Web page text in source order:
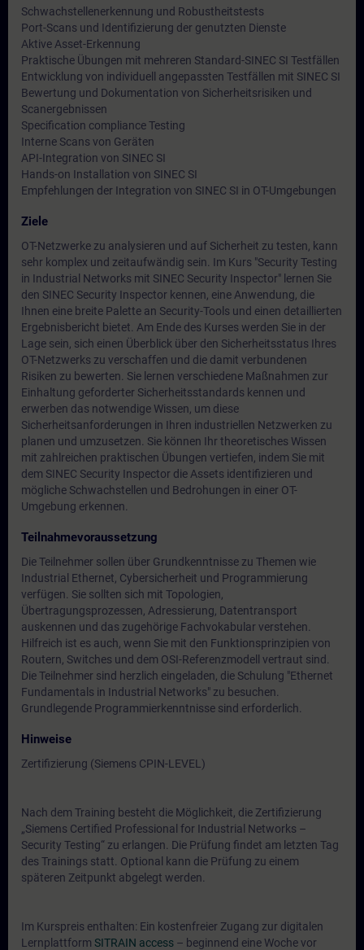
Schwachstellenerkennung und Robustheitstests
Port-Scans und Identifizierung der genutzten Dienste
Aktive Asset-Erkennung
Praktische Übungen mit mehreren Standard-SINEC SI Testfällen
Entwicklung von individuell angepassten Testfällen mit SINEC SI
Bewertung und Dokumentation von Sicherheitsrisiken und
Scanergebnissen
Specification compliance Testing
Interne Scans von Geräten
API-Integration von SINEC SI
Hands-on Installation von SINEC SI
Empfehlungen der Integration von SINEC SI in OT-Umgebungen
Ziele
OT-Netzwerke zu analysieren und auf Sicherheit zu testen, kann
sehr komplex und zeitaufwändig sein. Im Kurs "Security Testing
in Industrial Networks mit SINEC Security Inspector" lernen Sie
den SINEC Security Inspector kennen, eine Anwendung, die
Ihnen eine breite Palette an Security-Tools und einen detaillierten
Ergebnisbericht bietet. Am Ende des Kurses werden Sie in der
Lage sein, sich einen Überblick über den Sicherheitsstatus Ihres
OT-Netzwerks zu verschaffen und die damit verbundenen
Risiken zu bewerten. Sie lernen verschiedene Maßnahmen zur
Einhaltung geforderter Sicherheitsstandards kennen und
erwerben das notwendige Wissen, um diese
Sicherheitsanforderungen in Ihren industriellen Netzwerken zu
planen und umzusetzen. Sie können Ihr theoretisches Wissen
mit zahlreichen praktischen Übungen vertiefen, indem Sie mit
dem SINEC Security Inspector die Assets identifizieren und
mögliche Schwachstellen und Bedrohungen in einer OT-
Umgebung erkennen.
Teilnahmevoraussetzung
Die Teilnehmer sollen über Grundkenntnisse zu Themen wie
Industrial Ethernet, Cybersicherheit und Programmierung
verfügen. Sie sollten sich mit Topologien,
Übertragungsprozessen, Adressierung, Datentransport
auskennen und das zugehörige Fachvokabular verstehen.
Hilfreich ist es auch, wenn Sie mit den Funktionsprinzipien von
Routern, Switches und dem OSI-Referenzmodell vertraut sind.
Die Teilnehmer sind herzlich eingeladen, die Schulung "Ethernet
Fundamentals in Industrial Networks" zu besuchen.
Grundlegende Programmierkenntnisse sind erforderlich.
Hinweise
Zertifizierung (Siemens CPIN-LEVEL)
Nach dem Training besteht die Möglichkeit, die Zertifizierung
„Siemens Certified Professional for Industrial Networks –
Security Testing“ zu erlangen. Die Prüfung findet am letzten Tag
des Trainings statt. Optional kann die Prüfung zu einem
späteren Zeitpunkt abgelegt werden.
Im Kurspreis enthalten: Ein kostenfreier Zugang zur digitalen
Lernplattform SITRAIN access – beginnend eine Woche vor